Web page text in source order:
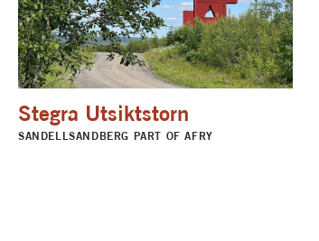
Stegra Utsiktstorn
SANDELLSANDBERG PART OF AFRY